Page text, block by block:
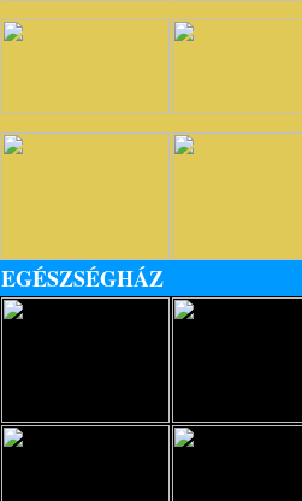
EGÉSZSÉGHÁZ